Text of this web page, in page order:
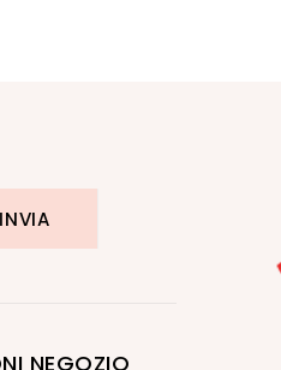
NEGOZIO